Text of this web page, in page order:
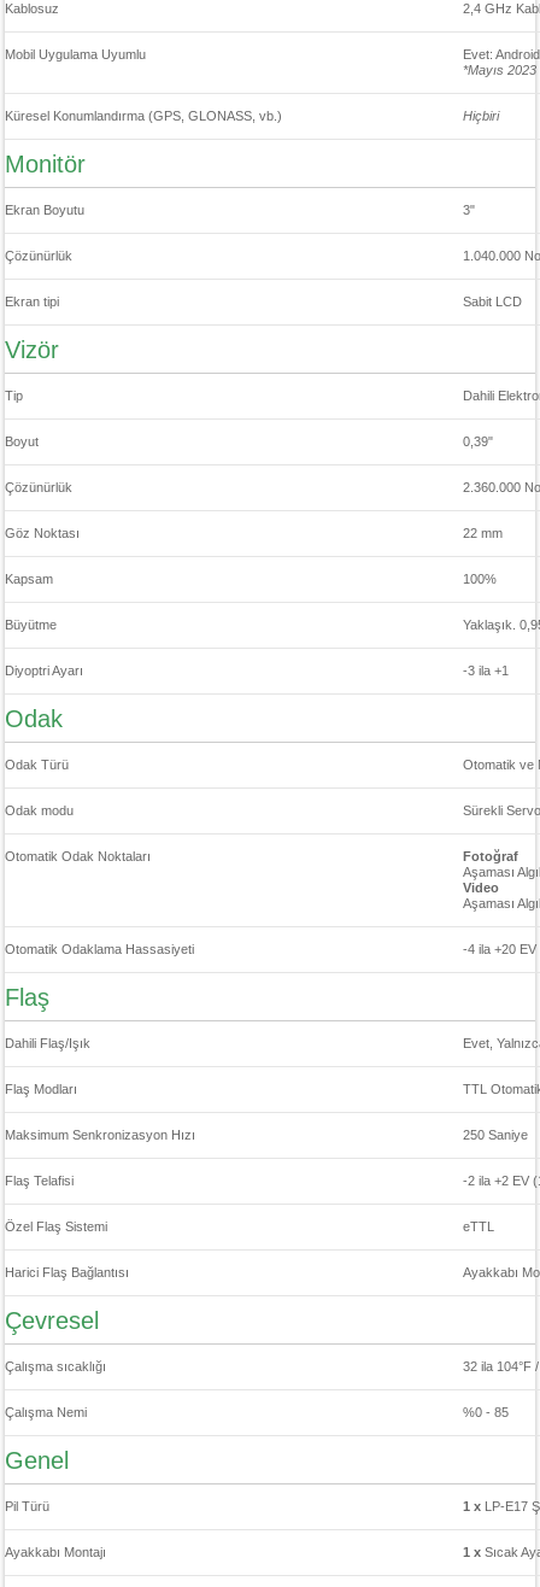
Kablosuz 2,4 GHz
Mobil Uygulama Uyumlu
Evet:
*Mayıs
Küresel Konumlandırma (GPS, GLONASS, vb.) Hiçbiri
Monitör
Ekran Boyutu 3"
Çözünürlük 1.040.000
Ekran tipi Sabit LCD
Vizör
Tip Dahili
Boyut 0,39"
Çözünürlük 2.360.000
Göz Noktası 22 mm
Kapsam 100%
Büyütme Yaklaşık.
Diyoptri Ayarı -3 ila +1
Odak
Odak Türü Otomatik ve
Odak modu Sürekli
Otomatik Odak Noktaları
Fotoğraf
Aşaması
Video
Aşaması
Otomatik Odaklama Hassasiyeti -4 ila +20 EV
Flaş
Dahili Flaş/Işık Evet,
Flaş Modları TTL
Maksimum Senkronizasyon Hızı 250 Saniye
Flaş Telafisi -2 ila +2 EV
Özel Flaş Sistemi eTTL
Harici Flaş Bağlantısı Ayakkabı
Çevresel
Çalışma sıcaklığı 32 ila 104°F
Çalışma Nemi %0 - 85
Genel
Pil Türü 1 x LP-E17
Ayakkabı Montajı 1 x Sıcak